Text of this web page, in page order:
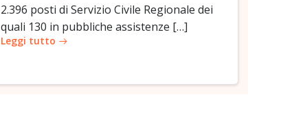
2.396 posti di Servizio Civile Regionale dei
quali 130 in pubbliche assistenze […]
Leggi tutto